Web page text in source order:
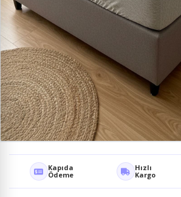
Kapıda
Ödeme
Hızlı
Kargo